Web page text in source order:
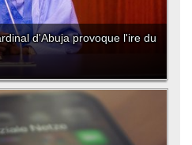
d'Abuja provoque l'ire du